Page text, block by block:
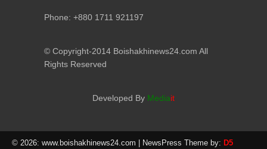
Phone: +880 1711 921197
© Copyright-2014 Boishakhinews24.com All
Rights Reserved
Developed By Mediait
© 2026: www.boishakhinews24.com | NewsPress Theme by: D5